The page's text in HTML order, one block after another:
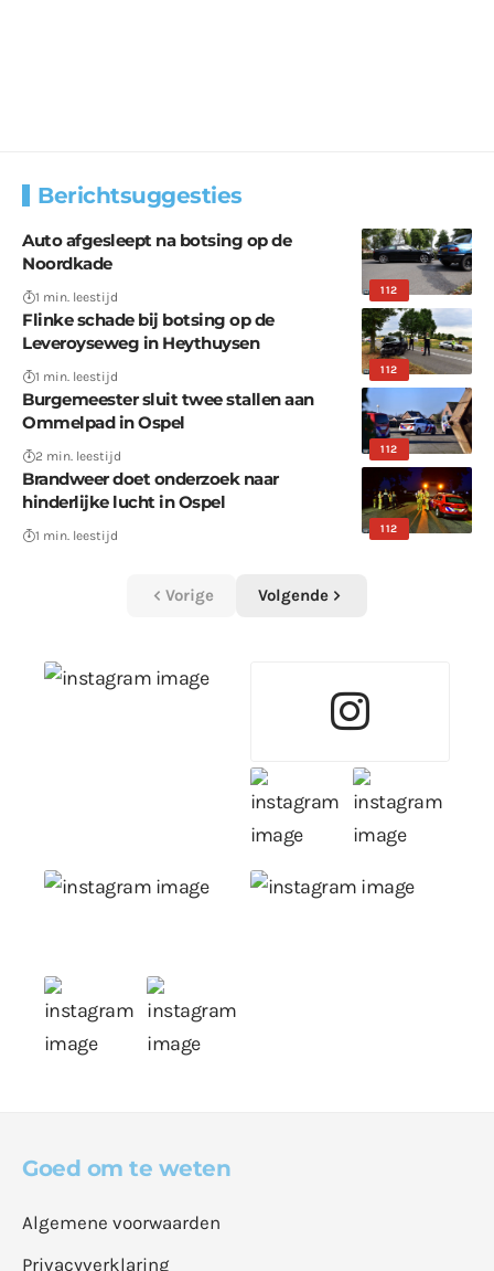
Berichtsuggesties
112
Auto afgesleept na botsing op de
Noordkade
1 min. leestijd
112
Flinke schade bij botsing op de
Leveroyseweg in Heythuysen
1 min. leestijd
112
Burgemeester sluit twee stallen aan
Ommelpad in Ospel
2 min. leestijd
112
Brandweer doet onderzoek naar
hinderlijke lucht in Ospel
1 min. leestijd
Vorige Volgende
Goed om te weten
Algemene voorwaarden
Privacyverklaring